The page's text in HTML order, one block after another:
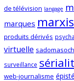
de télévision langage
marques
produits dérivés
virtuelle
surveillance
web-journalisme